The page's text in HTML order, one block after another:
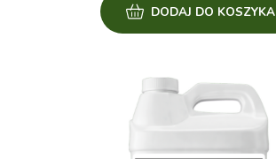
DODAJ DO KOSZYKA